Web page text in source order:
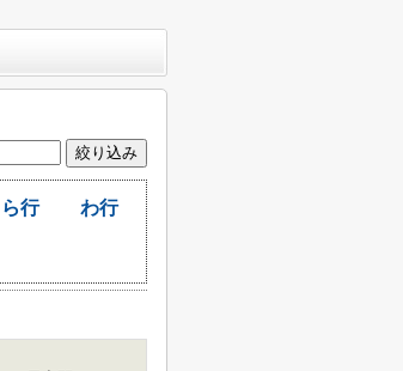
ら行 わ行